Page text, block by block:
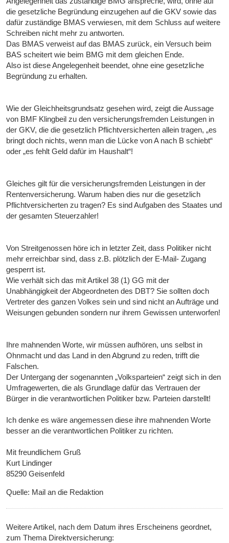
die gesetzliche Begründung einzugehen auf die GKV sowie das
dafür zuständige BMAS verwiesen, mit dem Schluss auf weitere
Schreiben nicht mehr zu antworten.
Das BMAS verweist auf das BMAS zurück, ein Versuch beim
BAS scheitert wie beim BMG mit dem gleichen Ende.
Also ist diese Angelegenheit beendet, ohne eine gesetzliche
Begründung zu erhalten.
Wie der Gleichheitsgrundsatz gesehen wird, zeigt die Aussage
von BMF Klingbeil zu den versicherungsfremden Leistungen in
der GKV, die die gesetzlich Pflichtversicherten allein tragen, „es
bringt doch nichts, wenn man die Lücke von A nach B schiebt“
oder „es fehlt Geld dafür im Haushalt“!
Gleiches gilt für die versicherungsfremden Leistungen in der
Rentenversicherung. Warum haben dies nur die gesetzlich
Pflichtversicherten zu tragen? Es sind Aufgaben des Staates und
der gesamten Steuerzahler!
Von Streitgenossen höre ich in letzter Zeit, dass Politiker nicht
mehr erreichbar sind, dass z.B. plötzlich der E-Mail- Zugang
gesperrt ist.
Wie verhält sich das mit Artikel 38 (1) GG mit der
Unabhängigkeit der Abgeordneten des DBT? Sie sollten doch
Vertreter des ganzen Volkes sein und sind nicht an Aufträge und
Weisungen gebunden sondern nur ihrem Gewissen unterworfen!
Ihre mahnenden Worte, wir müssen aufhören, uns selbst in
Ohnmacht und das Land in den Abgrund zu reden, trifft die
Falschen.
Der Untergang der sogenannten „Volksparteien“ zeigt sich in den
Umfragewerten, die als Grundlage dafür das Vertrauen der
Bürger in die verantwortlichen Politiker bzw. Parteien darstellt!
Ich denke es wäre angemessen diese ihre mahnenden Worte
besser an die verantwortlichen Politiker zu richten.
Mit freundlichem Gruß
Kurt Lindinger
85290 Geisenfeld
Quelle: Mail an die Redaktion
Weitere Artikel, nach dem Datum ihres Erscheinens geordnet,
zum Thema Direktversicherung: